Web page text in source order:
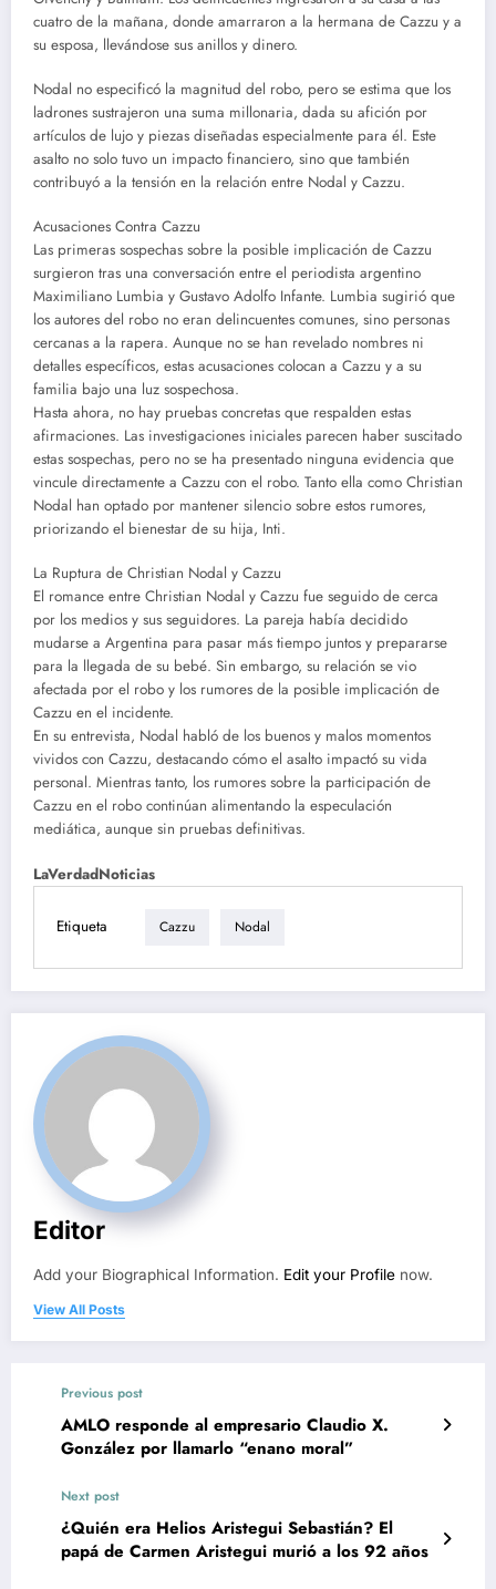
cuatro de la mañana, donde amarraron a la hermana de Cazzu y a
su esposa, llevándose sus anillos y dinero.
Nodal no especificó la magnitud del robo, pero se estima que los
ladrones sustrajeron una suma millonaria, dada su afición por
artículos de lujo y piezas diseñadas especialmente para él. Este
asalto no solo tuvo un impacto financiero, sino que también
contribuyó a la tensión en la relación entre Nodal y Cazzu.
Acusaciones Contra Cazzu
Las primeras sospechas sobre la posible implicación de Cazzu
surgieron tras una conversación entre el periodista argentino
Maximiliano Lumbia y Gustavo Adolfo Infante. Lumbia sugirió que
los autores del robo no eran delincuentes comunes, sino personas
cercanas a la rapera. Aunque no se han revelado nombres ni
detalles específicos, estas acusaciones colocan a Cazzu y a su
familia bajo una luz sospechosa.
Hasta ahora, no hay pruebas concretas que respalden estas
afirmaciones. Las investigaciones iniciales parecen haber suscitado
estas sospechas, pero no se ha presentado ninguna evidencia que
vincule directamente a Cazzu con el robo. Tanto ella como Christian
Nodal han optado por mantener silencio sobre estos rumores,
priorizando el bienestar de su hija, Inti.
La Ruptura de Christian Nodal y Cazzu
El romance entre Christian Nodal y Cazzu fue seguido de cerca
por los medios y sus seguidores. La pareja había decidido
mudarse a Argentina para pasar más tiempo juntos y prepararse
para la llegada de su bebé. Sin embargo, su relación se vio
afectada por el robo y los rumores de la posible implicación de
Cazzu en el incidente.
En su entrevista, Nodal habló de los buenos y malos momentos
vividos con Cazzu, destacando cómo el asalto impactó su vida
personal. Mientras tanto, los rumores sobre la participación de
Cazzu en el robo continúan alimentando la especulación
mediática, aunque sin pruebas definitivas.
LaVerdadNoticias
Etiqueta Cazzu Nodal
Editor
Add your Biographical Information. Edit your Profile now.
View All Posts
Previous post
AMLO responde al empresario Claudio X.
González por llamarlo “enano moral”
Next post
¿Quién era Helios Aristegui Sebastián? El
papá de Carmen Aristegui murió a los 92 años